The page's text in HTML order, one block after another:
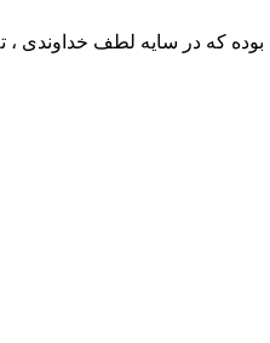
بوده که در سایه لطف